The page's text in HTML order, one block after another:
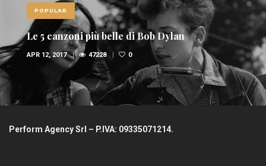
POPULAR
Le 10 canzoni più sexy di sempre
FEB 6, 2017 36946
Perform Agency Srl – P.IVA: 09335071214.